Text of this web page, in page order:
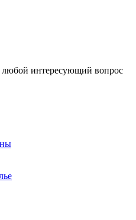
интересующий вопрос